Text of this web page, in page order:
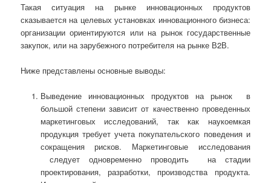
Такая ситуация на рынке инновационных продуктов
сказывается на целевых установках инновационного бизнеса:
организации ориентируются или на рынок государственные
закупок, или на зарубежного потребителя на рынке В2В.
Ниже представлены основные выводы:
Выведение инновационных продуктов на рынок в
большой степени зависит от качественно проведенных
маркетинговых исследований, так как наукоемкая
продукция требует учета покупательского поведения и
сокращения рисков. Маркетинговые исследования
следует одновременно проводить на стадии
проектирования, разработки, производства продукта.